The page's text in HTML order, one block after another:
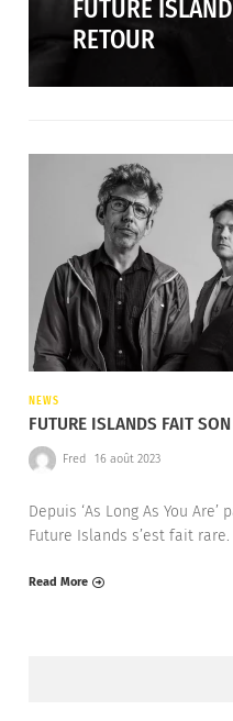
FUTURE
RETOUR
NEWS
FUTURE ISLANDS FAIT
Fred 16 août 2023
Depuis ‘As Long As You
Future Islands s’est fait
Read More